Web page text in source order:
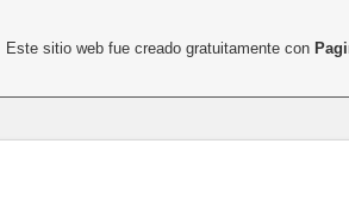
Este sitio web fue creado gratuitamente con